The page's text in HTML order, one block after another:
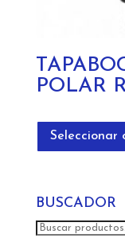
POLAR
Seleccionar
BUSCADOR
Buscar